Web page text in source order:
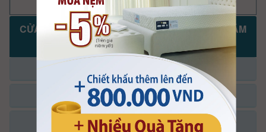
CỬA HÀNG, ĐẠI LÝ KYMDAN KHAI TRƯƠNG NĂM
2025-2026
KHU VỰC MIỀN BẮC
KHU VỰC MIỀN TRUNG
KHU VỰC TP.HỒ CHÍ MINH